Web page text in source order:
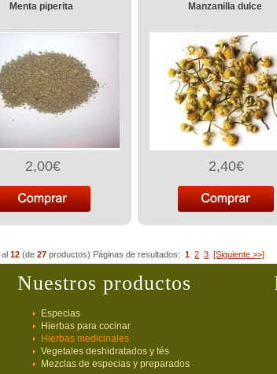
Menta piperita
2,00€
Manzanilla dulce
2,40€
al12 (de27 productos) Páginas de resultados:1 2 3 [Siguiente >>]
Nuestros productos
Especias
Hierbas para cocinar
Hierbas medicinales
Vegetales deshidratados y tés
Mezclas de especias y preparados